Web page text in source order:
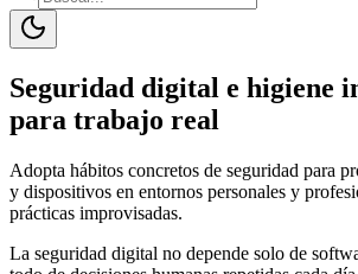
Seguridad digital e higiene
para trabajo real
Adopta hábitos concretos de seguridad para
y dispositivos en entornos personales y
prácticas improvisadas.
La seguridad digital no depende solo de